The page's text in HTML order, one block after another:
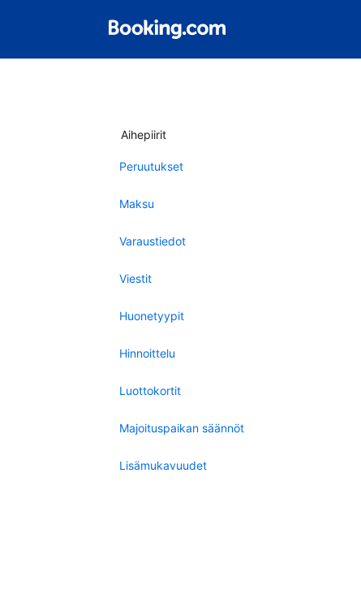
Aihepiirit
Peruutukset
Maksu
Varaustiedot
Viestit
Huonetyypit
Hinnoittelu
Luottokortit
Majoituspaikan säännöt
Lisämukavuudet